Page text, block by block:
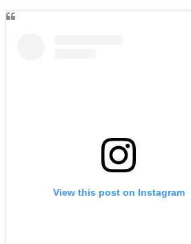
View this post on Instagram